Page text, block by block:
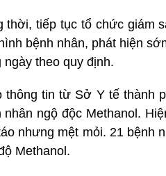
thời, tiếp tục tổ chức giám
bệnh nhân, phát hiện
ngày theo quy định.
thông tin từ Sở Y tế thành
nhân ngộ độc Methanol.
nhưng mệt mỏi. 21 bệnh
Methanol.